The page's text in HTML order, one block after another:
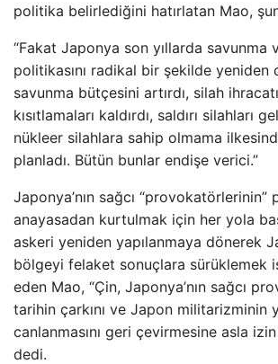
politika belirlediğini hatırlatan Mao,
“Fakat Japonya son yıllarda savunma
politikasını radikal bir şekilde yeniden
savunma bütçesini artırdı, silah
kısıtlamaları kaldırdı, saldırı silahları
nükleer silahlara sahip olmama
planladı. Bütün bunlar endişe verici.”
Japonya’nın sağcı “provokatörlerinin”
anayasadan kurtulmak için her yola
askeri yeniden yapılanmaya dönerek
bölgeyi felaket sonuçlara sürüklemek
eden Mao, “Çin, Japonya’nın sağcı
tarihin çarkını ve Japon militarizminin
canlanmasını geri çevirmesine asla
dedi.